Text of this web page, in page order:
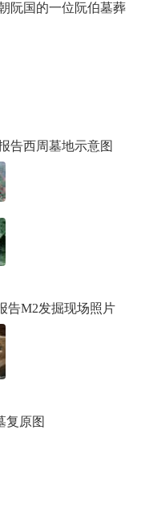
阮国的一位阮伯墓葬
告西周墓地示意图
告M2发掘现场照片
复原图